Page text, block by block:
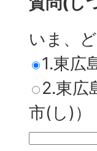
いま、
1.東広
2.東広
市(し)）